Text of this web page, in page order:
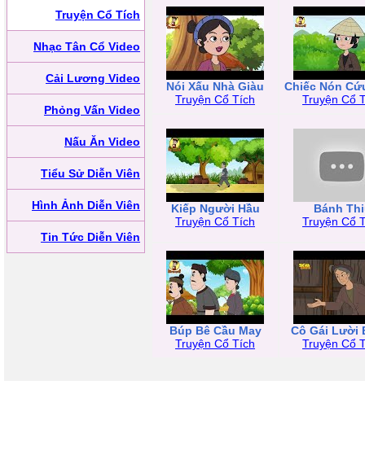
Truyện Cổ Tích
Nhạc Tân Cổ Video
Cải Lương Video
Phỏng Vấn Video
Nấu Ăn Video
Tiểu Sử Diễn Viên
Hình Ảnh Diễn Viên
Tin Tức Diễn Viên
Nói Xấu Nhà Giàu
Truyện Cổ Tích
Chiếc Nón
Truyện Cổ
Kiếp Người Hầu
Truyện Cổ Tích
Bánh
Truyện Cổ
Búp Bê Cầu May
Truyện Cổ Tích
Cô Gái Lười
Truyện Cổ